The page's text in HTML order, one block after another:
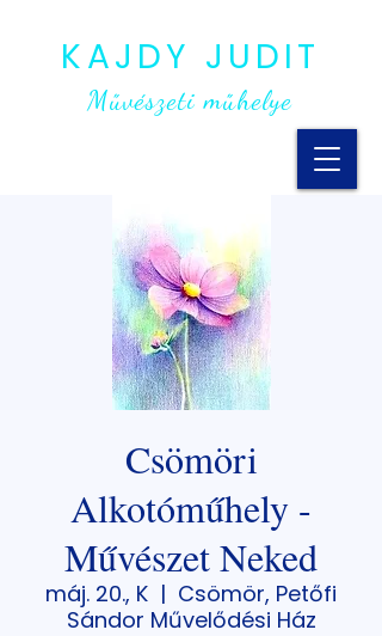
KAJDY JUDIT
Művészeti műhelye
Csömöri
Alkotóműhely -
Művészet Neked
máj. 20., K
  |
Csömör, Petőfi
Sándor Művelődési Ház